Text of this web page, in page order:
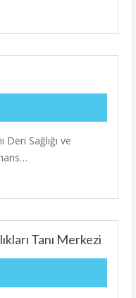
Sağlığı ve
Tanı Merkezi